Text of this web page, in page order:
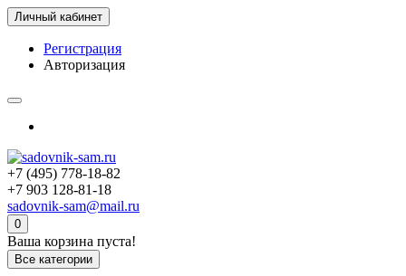
Личный кабинет
Регистрация
Авторизация
+7 (495) 778-18-82
+7 903 128-81-18
sadovnik-sam@mail.ru
0
Ваша корзина пуста!
Все категории